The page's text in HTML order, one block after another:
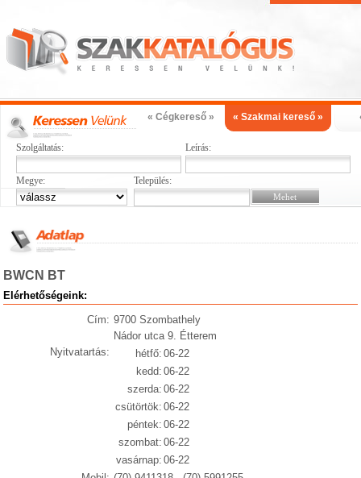
« Cégkereső » « Szakmai kereső »
Szolgáltatás: Leírás:
Megye: Település:
BWCN BT
Elérhetőségeink:
Cím: 9700 Szombathely
Nádor utca 9. Étterem
Nyitvatartás:
hétfő: 06-22
kedd: 06-22
szerda: 06-22
csütörtök: 06-22
péntek: 06-22
szombat: 06-22
vasárnap: 06-22